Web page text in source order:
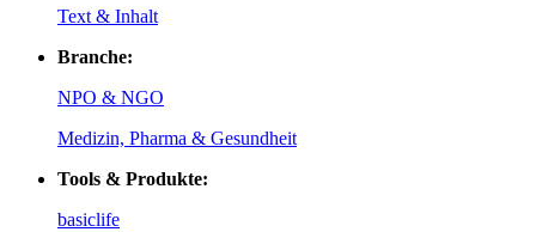
Text & Inhalt
Branche:
NPO & NGO
Medizin, Pharma & Gesundheit
Tools & Produkte:
basiclife